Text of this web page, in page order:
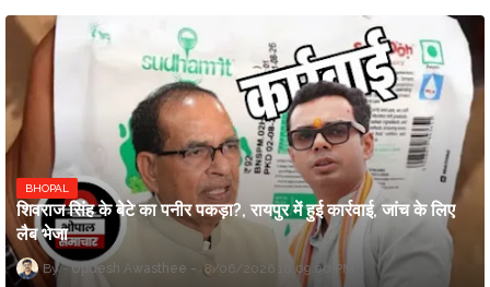
BHOPAL
शिवराज सिंह के बेटे का पनीर पकड़ा?, रायपुर में हुई कार्रवाई, जांच के लिए
लैब भेजा
Updesh Awasthee 8/06/2026 10:09:00 PM